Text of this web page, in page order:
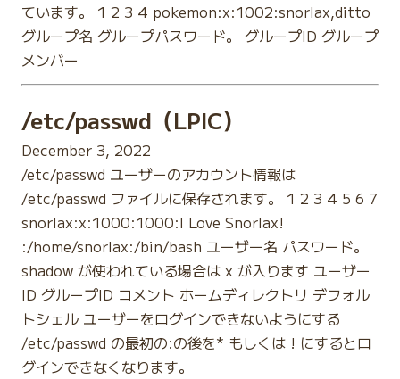
ています。 1 2 3 4 pokemon:x:1002:snorlax,ditto
グループ名 グループパスワード。 グループID グループ
メンバー
/etc/passwd（LPIC）
December 3, 2022
/etc/passwd ユーザーのアカウント情報は
/etc/passwd ファイルに保存されます。 1 2 3 4 5 6 7
snorlax:x:1000:1000:I Love Snorlax!
:/home/snorlax:/bin/bash ユーザー名 パスワード。
shadow が使われている場合は x が入ります ユーザー
ID グループID コメント ホームディレクトリ デフォル
トシェル ユーザーをログインできないようにする
/etc/passwd の最初の:の後を* もしくは ! にするとロ
グインできなくなります。